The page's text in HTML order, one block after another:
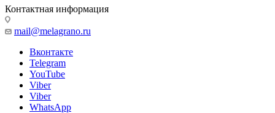
Контактная информация
mail@melagrano.ru
Вконтакте
Telegram
YouTube
Viber
Viber
WhatsApp